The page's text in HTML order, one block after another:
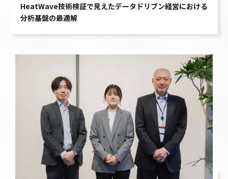
HeatWave技術検証で見えたデータドリブン経営における
分析基盤の最適解